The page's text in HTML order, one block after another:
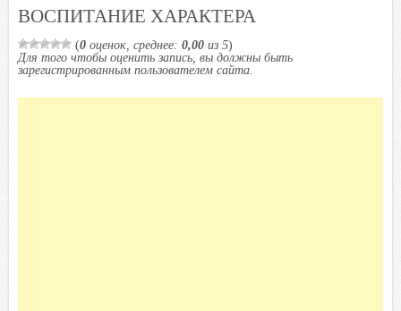
ВОСПИТАНИЕ ХАРАКТЕРА
(0 оценок, среднее: 0,00 из 5)
Для того чтобы оценить запись, вы должны быть
зарегистрированным пользователем сайта.